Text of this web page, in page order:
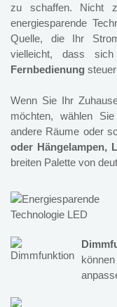
zu schaffen. Nicht
energiesparende
Quelle, die Ihr
vielleicht, dass
Fernbedienung
Wenn Sie Ihr
möchten, wählen
andere Räume oder
oder Hängelampen,
breiten Palette von